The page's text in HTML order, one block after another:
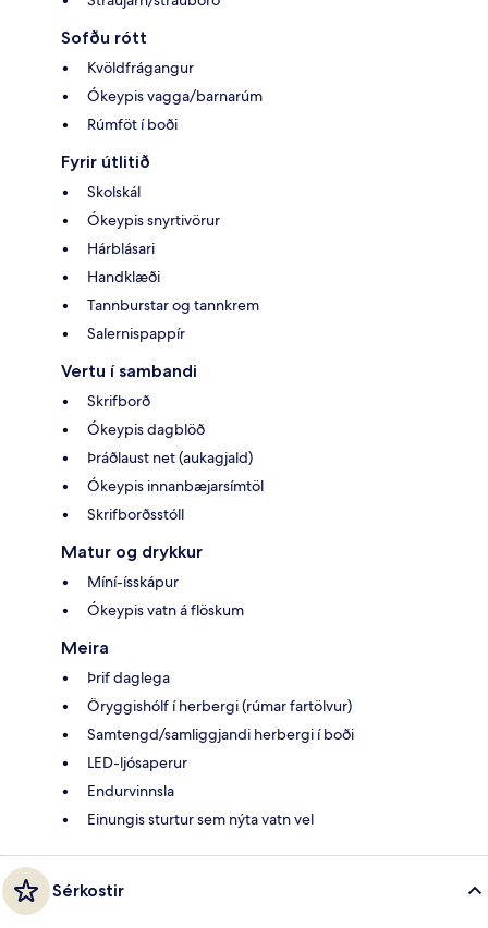
Sofðu rótt
Kvöldfrágangur
Ókeypis vagga/barnarúm
Rúmföt í boði
Fyrir útlitið
Skolskál
Ókeypis snyrtivörur
Hárblásari
Handklæði
Tannburstar og tannkrem
Salernispappír
Vertu í sambandi
Skrifborð
Ókeypis dagblöð
Þráðlaust net (aukagjald)
Ókeypis innanbæjarsímtöl
Skrifborðsstóll
Matur og drykkur
Míní-ísskápur
Ókeypis vatn á flöskum
Meira
Þrif daglega
Öryggishólf í herbergi (rúmar fartölvur)
Samtengd/samliggjandi herbergi í boði
LED-ljósaperur
Endurvinnsla
Einungis sturtur sem nýta vatn vel
Sérkostir